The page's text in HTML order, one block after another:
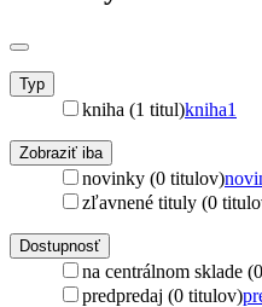
Typ
kniha (1 titul)kniha1
Zobraziť iba
novinky (0 titulov)
zľavnené tituly (0
Dostupnosť
na centrálnom sklade
predpredaj (0 titulov)